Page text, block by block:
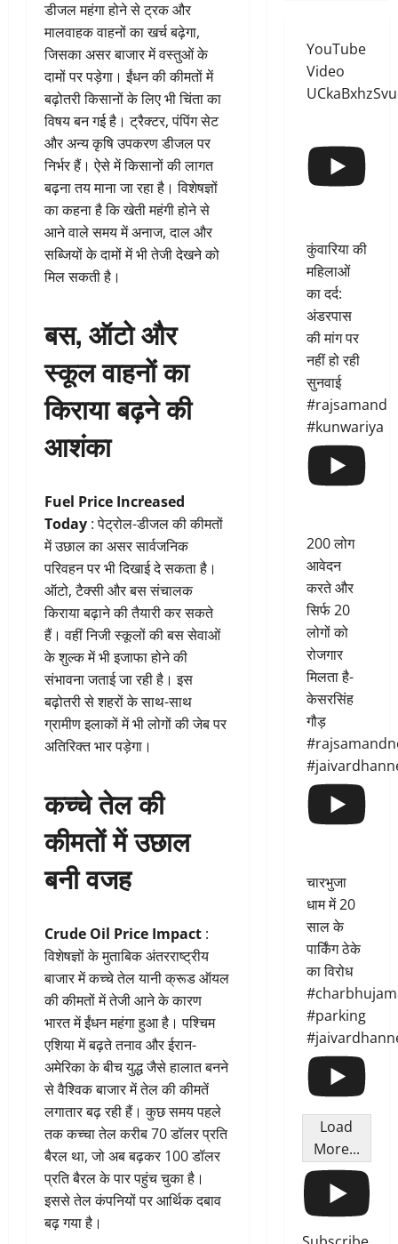
डीजल महंगा होने से ट्रक और
मालवाहक वाहनों का खर्च बढ़ेगा,
जिसका असर बाजार में वस्तुओं के
दामों पर पड़ेगा। ईंधन की कीमतों में
बढ़ोतरी किसानों के लिए भी चिंता का
विषय बन गई है। ट्रैक्टर, पंपिंग सेट
और अन्य कृषि उपकरण डीजल पर
निर्भर हैं। ऐसे में किसानों की लागत
बढ़ना तय माना जा रहा है। विशेषज्ञों
का कहना है कि खेती महंगी होने से
आने वाले समय में अनाज, दाल और
सब्जियों के दामों में भी तेजी देखने को
मिल सकती है।
बस, ऑटो और
स्कूल वाहनों का
किराया बढ़ने की
आशंका
Fuel Price Increased
Today : पेट्रोल-डीजल की कीमतों
में उछाल का असर सार्वजनिक
परिवहन पर भी दिखाई दे सकता है।
ऑटो, टैक्सी और बस संचालक
किराया बढ़ाने की तैयारी कर सकते
हैं। वहीं निजी स्कूलों की बस सेवाओं
के शुल्क में भी इजाफा होने की
संभावना जताई जा रही है। इस
बढ़ोतरी से शहरों के साथ-साथ
ग्रामीण इलाकों में भी लोगों की जेब पर
अतिरिक्त भार पड़ेगा।
कच्चे तेल की
कीमतों में उछाल
बनी वजह
Crude Oil Price Impact :
विशेषज्ञों के मुताबिक अंतरराष्ट्रीय
बाजार में कच्चे तेल यानी क्रूड ऑयल
की कीमतों में तेजी आने के कारण
भारत में ईंधन महंगा हुआ है। पश्चिम
एशिया में बढ़ते तनाव और ईरान-
अमेरिका के बीच युद्ध जैसे हालात बनने
से वैश्विक बाजार में तेल की कीमतें
लगातार बढ़ रही हैं। कुछ समय पहले
तक कच्चा तेल करीब 70 डॉलर प्रति
बैरल था, जो अब बढ़कर 100 डॉलर
प्रति बैरल के पार पहुंच चुका है।
इससे तेल कंपनियों पर आर्थिक दबाव
बढ़ गया है।
YouTube
Video
कुंवारिया की
महिलाओं
का दर्द:
अंडरपास
की मांग पर
नहीं हो रही
सुनवाई
#rajsamand
#kunwariya
200 लोग
आवेदन
करते और
सिर्फ 20
लोगों को
रोजगार
मिलता है-
केसरसिंह
गौड़
चारभुजा
धाम में 20
साल के
पार्किंग ठेके
का विरोध
#parking
Load
More...